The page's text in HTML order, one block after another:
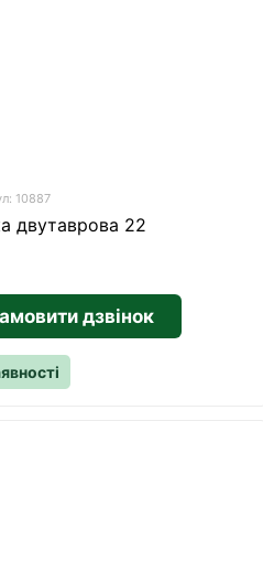
10887
двутаврова 22
дзвінок